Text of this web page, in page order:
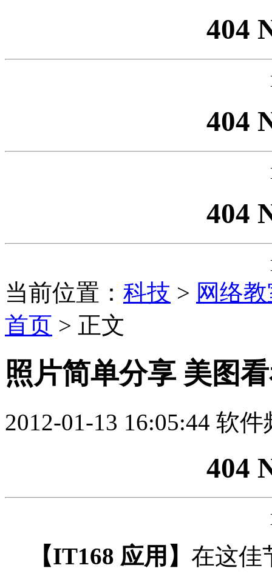
404
404
404
当前位置： 科技 > 网络
首页 > 正文
照片简单分享 美图
2012-01-13 16:05:44 软
404
【IT168 应用】 在这佳